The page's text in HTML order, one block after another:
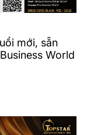
mới, sẵn
World